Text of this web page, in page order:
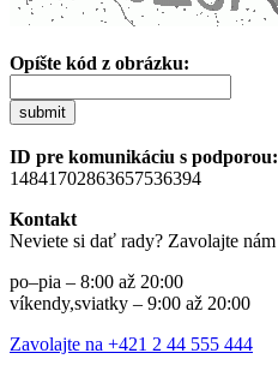
Opíšte kód z obrázku:
submit
ID pre komunikáciu s podporou:
14841702863657536394
Kontakt
Neviete si dať rady? Zavolajte nám
po–pia – 8:00 až 20:00
víkendy,sviatky – 9:00 až 20:00
Zavolajte na +421 2 44 555 444